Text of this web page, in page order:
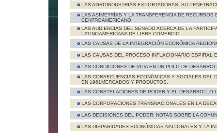
LAS AGROINDUSTRIAS EXPORTADORAS: SU
LAS ASIMETRÍAS Y LA TRANSFERENCIA DE RECURSOS
CENTROAMERICANO.
LAS AUDIENCIAS DEL SENADO ACERCA DE LA
LATINOAMERICANA DE LIBRE COMERCIO .
LAS CAUSAS DE LA INTEGRACIÓN ECONÓMICA
LAS CAUSAS DEL PROCESO INFLACIONARIO ESPIRAL
LAS CONDICIONES DE VIDA EN UN POLO DE
LAS CONSECUENCIAS ECONÓMICAS Y SOCIALES DEL
EN 1961MERCADOS Y PRODUCTOS.
LAS CONSTELACIONES DE PODER Y EL DESARROLLO
LAS CORPORACIONES TRANSNACIONALES EN LA
LAS DECISIONES DEL PODER: NOTAS SOBRE LA
LAS DISPARIDADES ECONÓMICAS NACIONALES Y LA